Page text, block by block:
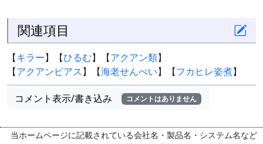
関連項目
【キラー】【ひるむ】【アクアン類】
【アクアンピアス】【海老せんべい】【フカヒレ姿煮】
コメント表示/書き込み コメントはありません
当ホームページに記載されている会社名・製品名・システム名など